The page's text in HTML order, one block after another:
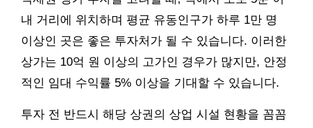
내 거리에 위치하며 평균 유동인구가 하루 1만 명
이상인 곳은 좋은 투자처가 될 수 있습니다. 이러한
상가는 10억 원 이상의 고가인 경우가 많지만, 안정
적인 임대 수익률 5% 이상을 기대할 수 있습니다.
투자 전 반드시 해당 상권의 상업 시설 현황을 꼼꼼